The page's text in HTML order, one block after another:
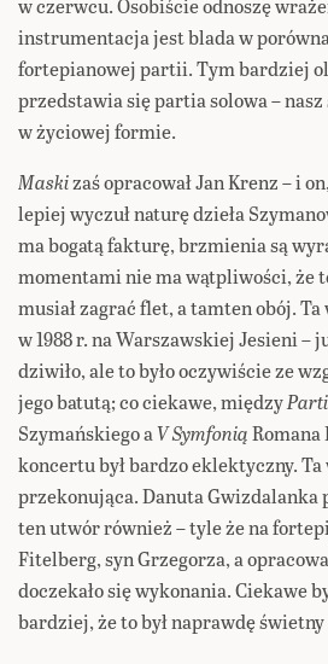
w czerwcu. Osobiście odnoszę
instrumentacja jest blada w
fortepianowej partii. Tym bardziej
przedstawia się partia solowa –
w życiowej formie.
Maskizaś opracował Jan Krenz – i
lepiej wyczuł naturę dzieła
ma bogatą fakturę, brzmienia są
momentami nie ma wątpliwości, że
musiał zagrać flet, a tamten obój.
w 1988 r. na Warszawskiej Jesieni –
dziwiło, ale to było oczywiście ze
jego batutą; co ciekawe, między
Szymańskiego aV Symfonią
koncertu był bardzo eklektyczny.
przekonująca. Danuta Gwizdalanka
ten utwór również – tyle że na
Fitelberg, syn Grzegorza, a
doczekało się wykonania. Ciekawe
bardziej, że to był naprawdę